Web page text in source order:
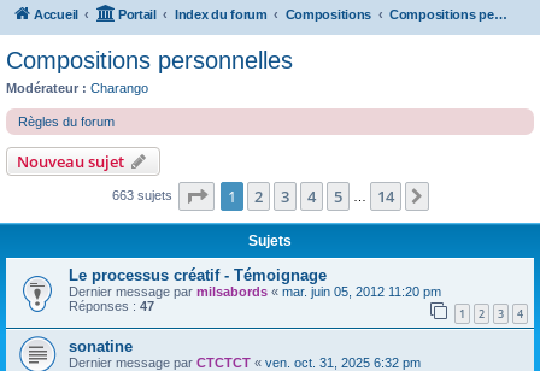
Accueil Portail Index du forum Compositions Compositions personnelles
Compositions personnelles
Modérateur : Charango
Règles du forum
Nouveau sujet
663 sujets Page 1sur14
1 2 3 4 5 14
Sujets
Le processus créatif - Témoignage
Dernier message par milsabords « mar. juin 05, 2012 11:20 pm
Réponses : 47 1 2 3 4
sonatine
Dernier message par CTCTCT « ven. oct. 31, 2025 6:32 pm